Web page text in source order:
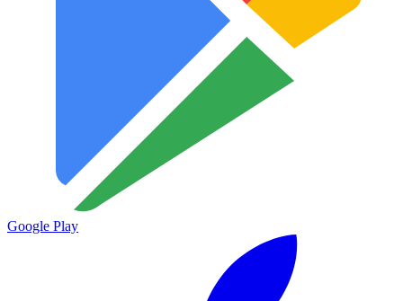
Google Play